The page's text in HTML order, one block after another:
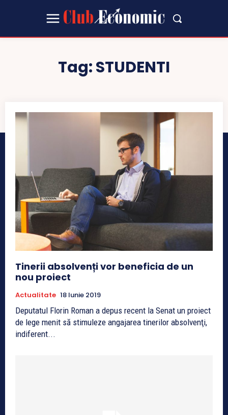
Tag:STUDENTI
Tinerii absolvenți vor beneficia de un
nou proiect
Actualitate 18 Iunie 2019
Deputatul Florin Roman a depus recent la Senat un proiect
de lege menit să stimuleze angajarea tinerilor absolvenţi,
indiferent...